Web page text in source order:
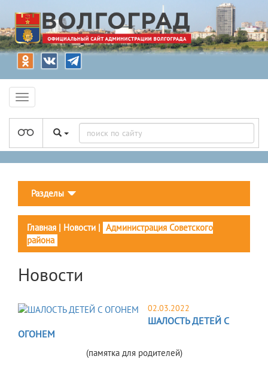
Разделы
Главная | Новости | Администрация Советского
района
Новости
02.03.2022
ШАЛОСТЬ ДЕТЕЙ С
ОГОНЕМ
(памятка для родителей)